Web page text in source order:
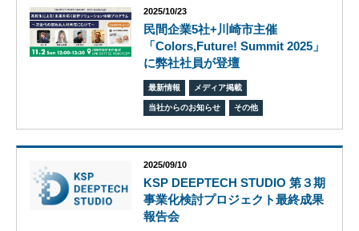
動
2025/10/23
民間企業5社+川崎市主催
「Colors,Future! Summit 2025」
に弊社社員が登壇
最新情報 メディア掲載
当社からのお知らせ その他
2025/09/10
KSP DEEPTECH STUDIO 第３期
事業化検討プロジェクト最終成果
報告会